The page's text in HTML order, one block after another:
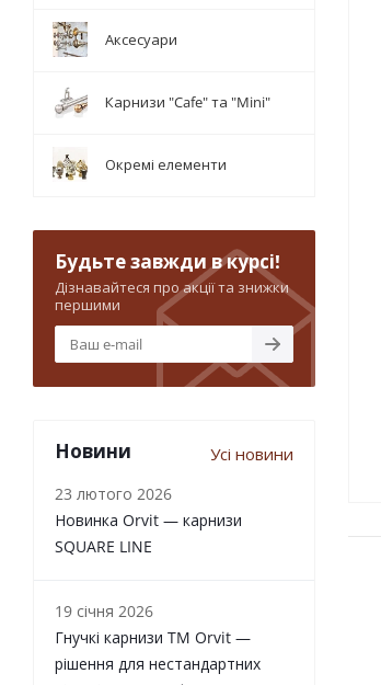
Аксесуари
Карнизи "Cafe" та "Mini"
Окремі елементи
Будьте завжди в курсі!
Дізнавайтеся про акції та знижки
першими
Новини Усі новини
23 лютого 2026
Новинка Orvit — карнизи
SQUARE LINE
19 січня 2026
Гнучкі карнизи TM Orvit —
рішення для нестандартних